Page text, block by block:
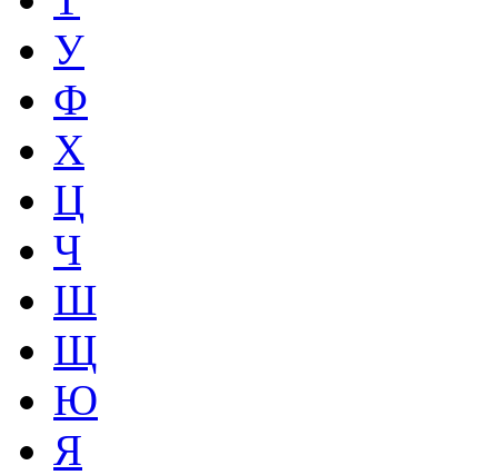
У
Ф
Х
Ц
Ч
Ш
Щ
Ю
Я